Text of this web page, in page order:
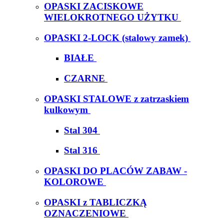
OPASKI ZACISKOWE
WIELOKROTNEGO UŻYTKU
OPASKI 2-LOCK (stalowy zamek)
BIAŁE
CZARNE
OPASKI STALOWE z zatrzaskiem
kulkowym
Stal 304
Stal 316
OPASKI DO PLACÓW ZABAW -
KOLOROWE
OPASKI z TABLICZKĄ
OZNACZENIOWE